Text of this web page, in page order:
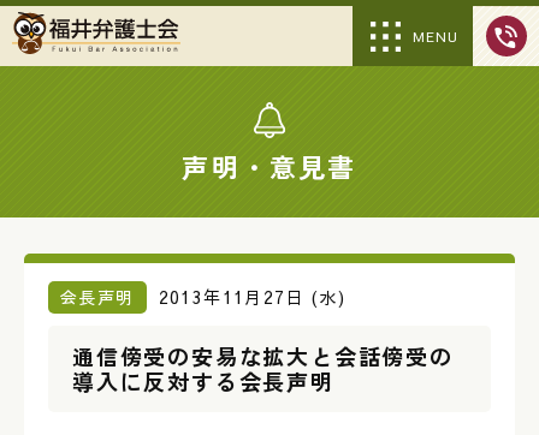
MENU
声明・意見書
会長声明 2013年11月27日 (水)
通信傍受の安易な拡大と会話傍受の
導入に反対する会長声明